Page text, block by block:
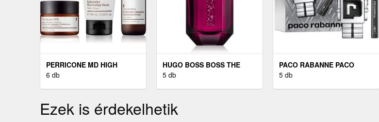
PERRICONE MD HIGH
POTENCY INTENSIVE
SZÉRUM HIALURONSAVVAL
59 ML
6 db
HUGO BOSS BOSS THE
SCENT EAU DE PARFUM
5 db
PACO RABANNE PACO
RABANNE PHANTOM - EDT
5 db
Ezek is érdekelhetik